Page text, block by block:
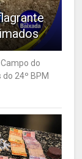
do
24º BPM